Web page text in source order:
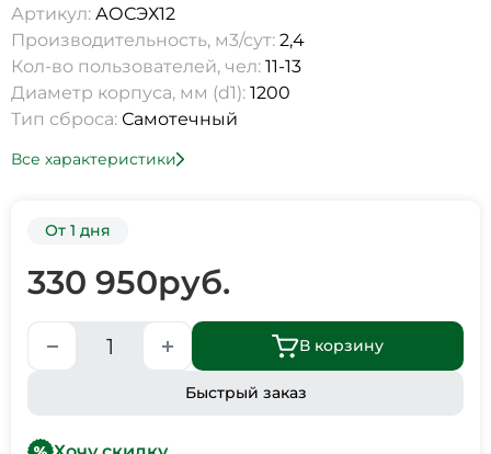
Артикул: АОСЭХ12
Производительность, м3/сут: 2,4
Кол-во пользователей, чел: 11-13
Диаметр корпуса, мм (d1): 1200
Тип сброса: Самотечный
Все характеристики
От 1 дня
330 950руб.
В корзину
Быстрый заказ